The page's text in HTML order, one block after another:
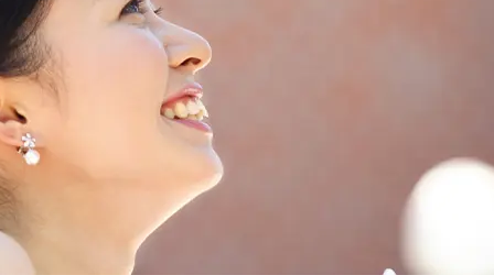
コース・料金・入会案内